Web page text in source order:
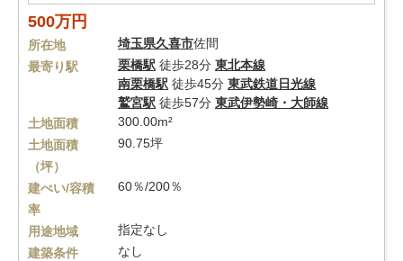
500万円
所在地 埼玉県久喜市佐間
最寄り駅
栗橋駅 徒歩28分 東北本線
南栗橋駅 徒歩45分 東武鉄道日光線
鷲宮駅 徒歩57分 東武伊勢崎・大師線
土地面積
300.00m²
土地面積
（坪）
90.75坪
建ぺい/容積
率
60％/200％
用途地域
指定なし
建築条件
なし